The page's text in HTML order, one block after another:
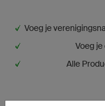
Voeg je
Voeg
Alle